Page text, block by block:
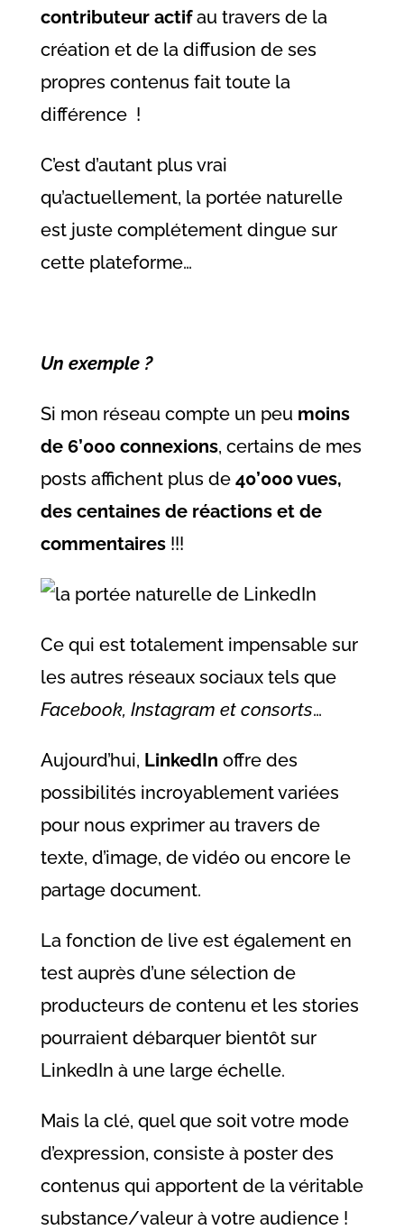
contributeur actifau travers de la
création et de la diffusion de ses
propres contenus fait toute la
différence !
C’est d’autant plus vrai
qu’actuellement, la portée naturelle
est juste complétement dingue sur
cette plateforme…
Un exemple ?
Si mon réseau compte un peu moins
de 6’000 connexions, certains de mes
posts affichent plus de 40’000 vues,
des centaines de réactions et de
commentaires!!!
Ce qui est totalement impensable sur
les autres réseaux sociaux tels que
Facebook, Instagram et consorts…
Aujourd’hui, LinkedIn offre des
possibilités incroyablement variées
pour nous exprimer au travers de
texte, d’image, de vidéo ou encore le
partage document.
La fonction de live est également en
test auprès d’une sélection de
producteurs de contenu et les stories
pourraient débarquer bientôt sur
LinkedIn à une large échelle.
Mais la clé, quel que soit votre mode
d’expression, consiste à poster des
contenus qui apportent de la véritable
substance/valeur à votre audience !